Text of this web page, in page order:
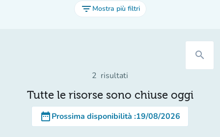
filter_list Mostra più filtri
search
2 risultati
Tutte le risorse sono chiuse oggi
date_rangeProssima disponibilità :19/08/2026